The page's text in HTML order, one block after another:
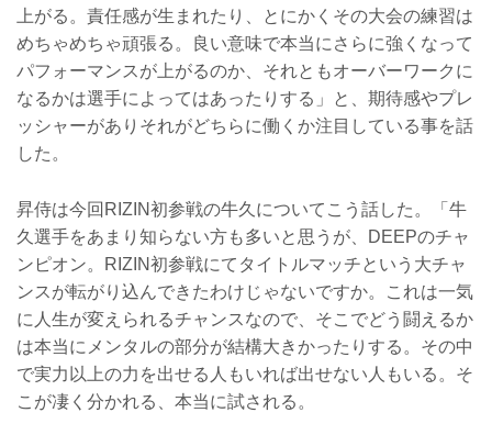
上がる。責任感が生まれたり、とにかくその大会の練習は
めちゃめちゃ頑張る。良い意味で本当にさらに強くなって
パフォーマンスが上がるのか、それともオーバーワークに
なるかは選手によってはあったりする」と、期待感やプレ
ッシャーがありそれがどちらに働くか注目している事を話
した。
昇侍は今回RIZIN初参戦の牛久についてこう話した。「牛
久選手をあまり知らない方も多いと思うが、DEEPのチャ
ンピオン。RIZIN初参戦にてタイトルマッチという大チャ
ンスが転がり込んできたわけじゃないですか。これは一気
に人生が変えられるチャンスなので、そこでどう闘えるか
は本当にメンタルの部分が結構大きかったりする。その中
で実力以上の力を出せる人もいれば出せない人もいる。そ
こが凄く分かれる、本当に試される。